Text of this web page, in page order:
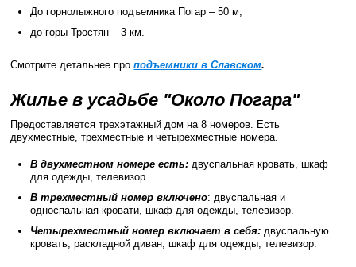
До горнолыжного подъемника Погар – 50 м,
до горы Тростян – 3 км.
Смотрите детальнее проподъемники в Славском.
Жилье в усадьбе "Около Погара"
Предоставляется трехэтажный дом на 8 номеров. Есть
двухместные, трехместные и четырехместные номера.
В двухместном номере есть: двуспальная кровать, шкаф
для одежды, телевизор.
В трехместный номер включено: двуспальная и
односпальная кровати, шкаф для одежды, телевизор.
Четырехместный номер включает в себя: двуспальную
кровать, раскладной диван, шкаф для одежды, телевизор.